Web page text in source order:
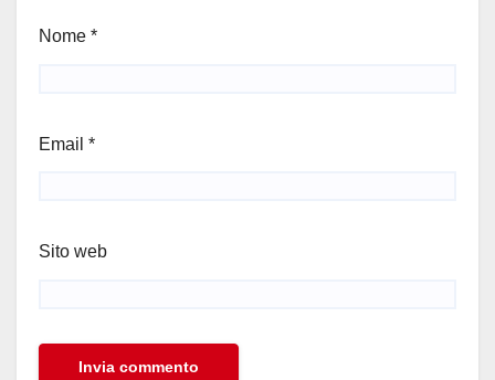
Nome *
Email *
Sito web